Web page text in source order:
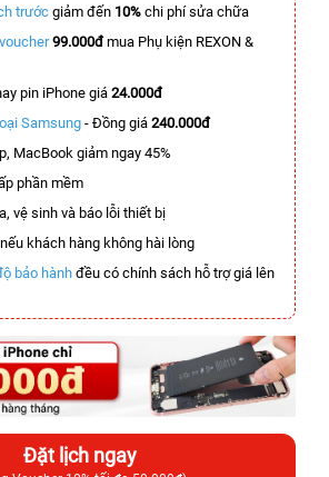
trước giảm đến 10% chi phí sửa chữa
99.000đmua Phụ kiện REXON &
pin iPhone giá24.000đ
Samsung - Đồng giá 240.000đ
MacBook giảm ngay 45%
phần mềm
vệ sinh và báo lỗi thiết bị
nếu khách hàng không hài lòng
bảo hànhđều có chính sách hỗ trợ giá lên
Đặt lịch ngay